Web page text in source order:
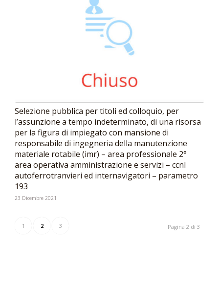
Selezione pubblica per titoli ed colloquio, per
l’assunzione a tempo indeterminato, di una risorsa
per la figura di impiegato con mansione di
responsabile di ingegneria della manutenzione
materiale rotabile (imr) – area professionale 2°
area operativa amministrazione e servizi – ccnl
autoferrotranvieri ed internavigatori – parametro
193
23 Dicembre 2021
Pagina 2 di 3
1 2 3